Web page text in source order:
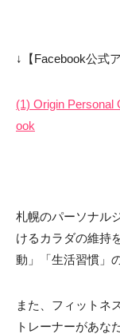
↓【Facebook公式
(1) Origin
ook
札幌のパーソナル
けるカラダの維持
動」「生活習慣」
また、フィットネ
トレーナーがあな